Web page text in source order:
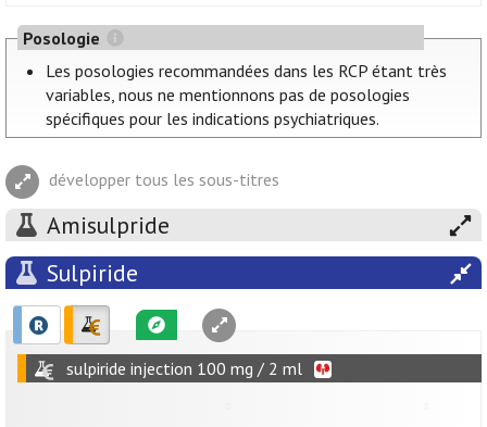
Posologie
Les posologies recommandées dans les RCP étant très
variables, nous ne mentionnons pas de posologies
spécifiques pour les indications psychiatriques.
développer tous les sous-titres
Amisulpride
Sulpiride
sulpiride injection 100 mg / 2 ml